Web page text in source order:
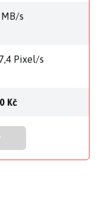
s
Pixel/s
Kč